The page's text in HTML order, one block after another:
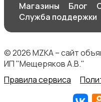
Магазины Блог
Служба поддержки
© 2026 MZKA – сайт
ИП "Мещеряков А.В."
Правила сервиса